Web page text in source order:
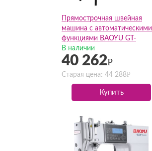
Прямострочная швейная
машина с автоматическими
функциями BAOYU GT-
299F(Комплект)
В наличии
40 262Р
Старая цена: 44 288Р
Купить